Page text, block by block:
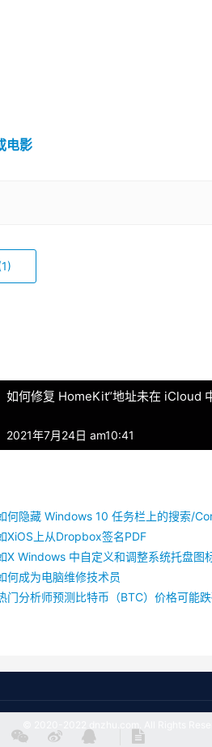
电影
如何修复 HomeKit“地址未在 iCloud
2021年7月24日 am10:41
XiOS上从Dropbox签名PDF
X Windows 中自定义和调整系统托盘图
何成为电脑维修技术员